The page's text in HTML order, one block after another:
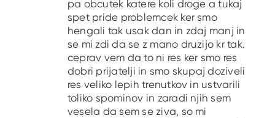
pa obcutek katere koli droge a tukaj
spet pride problemcek ker smo
hengali tak usak dan in zdaj manj in
se mi zdi da se z mano druzijo kr tak.
ceprav vem da to ni res ker smo res
dobri prijatelji in smo skupaj doziveli
res veliko lepih trenutkov in ustvarili
toliko spominov in zaradi njih sem
vesela da sem se ziva, so mi